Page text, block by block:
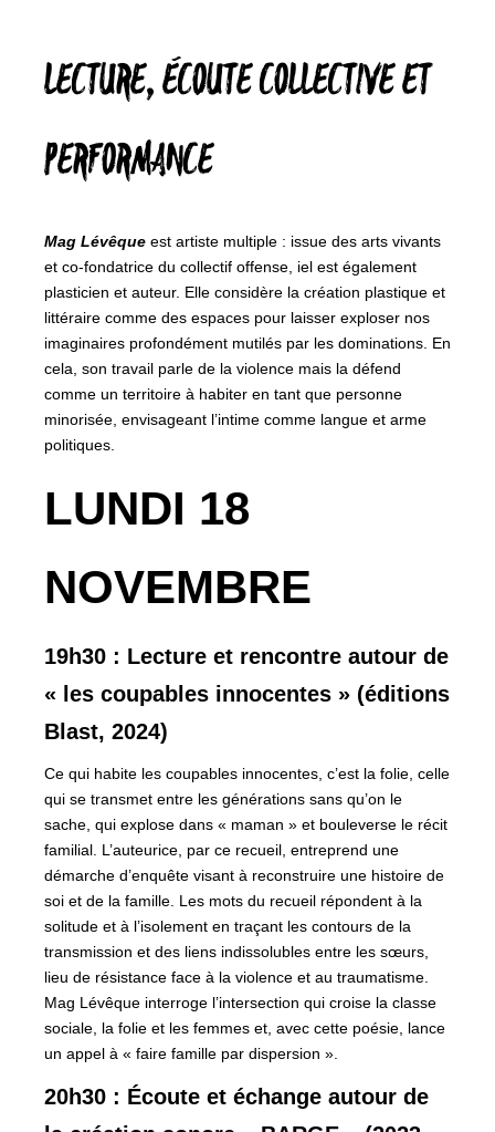
LECTURE, ÉCOUTE COLLECTIVE ET
PERFORMANCE
Mag Lévêque est artiste multiple : issue des arts vivants
et co-fondatrice du collectif offense, iel est également
plasticien et auteur. Elle considère la création plastique et
littéraire comme des espaces pour laisser exploser nos
imaginaires profondément mutilés par les dominations. En
cela, son travail parle de la violence mais la défend
comme un territoire à habiter en tant que personne
minorisée, envisageant l’intime comme langue et arme
politiques.
LUNDI 18
NOVEMBRE
19h30 : Lecture et rencontre autour de
« les coupables innocentes » (éditions
Blast, 2024)
Ce qui habite les coupables innocentes, c’est la folie, celle
qui se transmet entre les générations sans qu’on le
sache, qui explose dans « maman » et bouleverse le récit
familial. L’auteurice, par ce recueil, entreprend une
démarche d’enquête visant à reconstruire une histoire de
soi et de la famille. Les mots du recueil répondent à la
solitude et à l’isolement en traçant les contours de la
transmission et des liens indissolubles entre les sœurs,
lieu de résistance face à la violence et au traumatisme.
Mag Lévêque interroge l’intersection qui croise la classe
sociale, la folie et les femmes et, avec cette poésie, lance
un appel à « faire famille par dispersion ».
20h30 : Écoute et échange autour de